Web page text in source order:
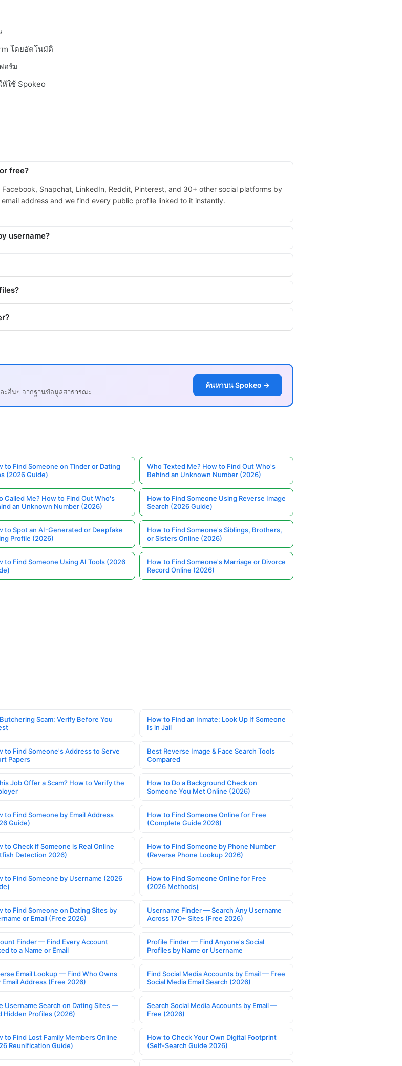
โดยอัตโนมัติ
อร์ม
ห้ใช้ Spokeo
free?
Snapchat, LinkedIn, Reddit, Pinterest, and 30+ other social platforms by
address and we find every public profile linked to it instantly.
username?
ะอื่นๆ จากฐานข้อมูลสาธารณะ
ค้นหาบน Spokeo →
to Find Someone on Tinder or Dating
(2026 Guide)
Who Texted Me? How to Find Out Who's
Behind an Unknown Number (2026)
Called Me? How to Find Out Who's
an Unknown Number (2026)
How to Find Someone Using Reverse Image
Search (2026 Guide)
to Spot an AI-Generated or Deepfake
Profile (2026)
How to Find Someone's Siblings, Brothers,
or Sisters Online (2026)
to Find Someone Using AI Tools (2026
How to Find Someone's Marriage or Divorce
Record Online (2026)
Scam: Verify Before You
How to Find an Inmate: Look Up If Someone
Is in Jail
to Find Someone's Address to Serve
Papers
Best Reverse Image & Face Search Tools
Compared
Job Offer a Scam? How to Verify the
How to Do a Background Check on
Someone You Met Online (2026)
to Find Someone by Email Address
Guide)
How to Find Someone Online for Free
(Complete Guide 2026)
to Check if Someone is Real Online
Detection 2026)
How to Find Someone by Phone Number
(Reverse Phone Lookup 2026)
to Find Someone by Username (2026
How to Find Someone Online for Free
(2026 Methods)
to Find Someone on Dating Sites by
or Email (Free 2026)
Username Finder — Search Any Username
Across 170+ Sites (Free 2026)
Finder — Find Every Account
to a Name or Email
Profile Finder — Find Anyone's Social
Profiles by Name or Username
Email Lookup — Find Who Owns
Email Address (Free 2026)
Find Social Media Accounts by Email — Free
Social Media Email Search (2026)
Username Search on Dating Sites —
Hidden Profiles (2026)
Search Social Media Accounts by Email —
Free (2026)
to Find Lost Family Members Online
Reunification Guide)
How to Check Your Own Digital Footprint
(Self-Search Guide 2026)